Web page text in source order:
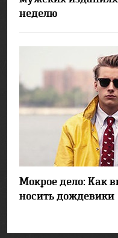
неделю
Мокрое дело: Как
носить дождевики